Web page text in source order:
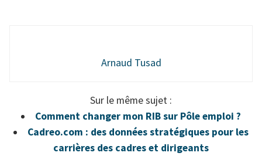
Arnaud Tusad
Sur le même sujet :
Comment changer mon RIB sur Pôle emploi ?
Cadreo.com : des données stratégiques pour les
carrières des cadres et dirigeants